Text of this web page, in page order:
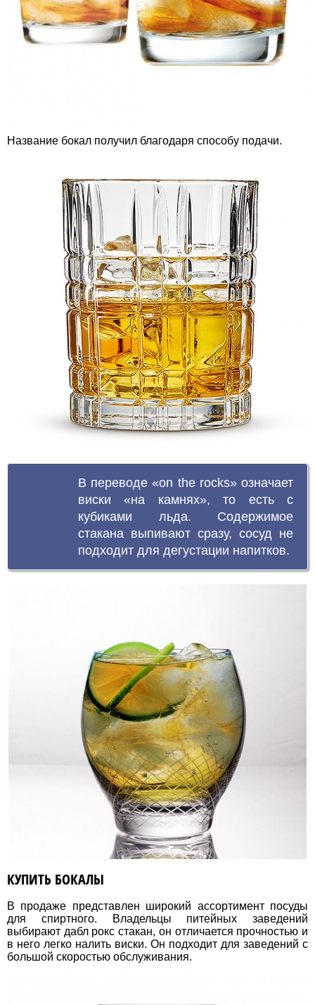
Название бокал получил благодаря способу подачи.
В переводе «on the rocks» означает
виски «на камнях», то есть с
кубиками льда. Содержимое
стакана выпивают сразу, сосуд не
подходит для дегустации напитков.
КУПИТЬ БОКАЛЫ
В продаже представлен широкий ассортимент посуды
для спиртного. Владельцы питейных заведений
выбирают дабл рокс стакан, он отличается прочностью и
в него легко налить виски. Он подходит для заведений с
большой скоростью обслуживания.